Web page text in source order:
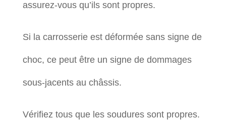
assurez-vous qu’ils sont propres.
Si la carrosserie est déformée sans signe de
choc, ce peut être un signe de dommages
sous-jacents au châssis.
Vérifiez tous que les soudures sont propres.